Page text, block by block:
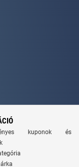
kuponok és